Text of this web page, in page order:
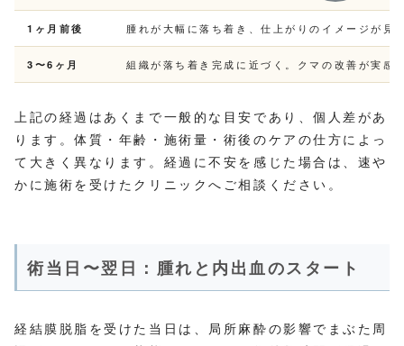
1ヶ月前後 腫れが大幅に落ち着き、仕上がりのイメージが見
3〜6ヶ月 組織が落ち着き完成に近づく。クマの改善が実感
上記の経過はあくまで一般的な目安であり、個人差があ
ります。体質・年齢・施術量・術後のケアの仕方によっ
て大きく異なります。経過に不安を感じた場合は、速や
かに施術を受けたクリニックへご相談ください。
術当日〜翌日：腫れと内出血のスタート
経結膜脱脂を受けた当日は、局所麻酔の影響でまぶた周